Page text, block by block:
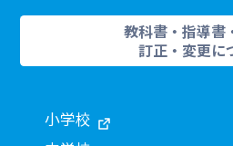
教科書・指導書
訂正・変更に
小学校